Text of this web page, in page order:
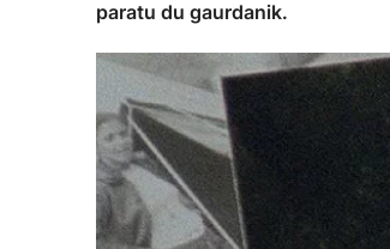
paratu du gaurdanik.